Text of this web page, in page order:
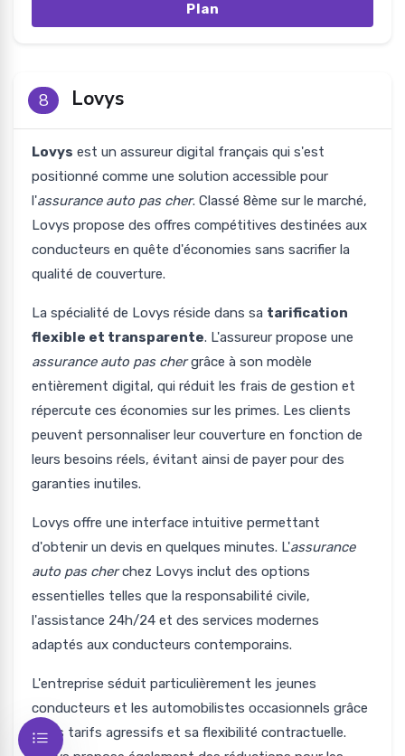
Plan
8 Lovys
Lovys est un assureur digital français qui s'est
positionné comme une solution accessible pour
l'assurance auto pas cher. Classé 8ème sur le marché,
Lovys propose des offres compétitives destinées aux
conducteurs en quête d'économies sans sacrifier la
qualité de couverture.
La spécialité de Lovys réside dans sa tarification
flexible et transparente. L'assureur propose une
assurance auto pas chergrâce à son modèle
entièrement digital, qui réduit les frais de gestion et
répercute ces économies sur les primes. Les clients
peuvent personnaliser leur couverture en fonction de
leurs besoins réels, évitant ainsi de payer pour des
garanties inutiles.
Lovys offre une interface intuitive permettant
d'obtenir un devis en quelques minutes. L'assurance
auto pas cherchez Lovys inclut des options
essentielles telles que la responsabilité civile,
l'assistance 24h/24 et des services modernes
adaptés aux conducteurs contemporains.
L'entreprise séduit particulièrement les jeunes
conducteurs et les automobilistes occasionnels grâce
à ses tarifs agressifs et sa flexibilité contractuelle.